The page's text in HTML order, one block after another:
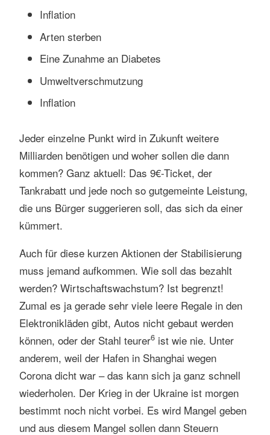
Inflation
Arten sterben
Eine Zunahme an Diabetes
Umweltverschmutzung
Inflation
Jeder einzelne Punkt wird in Zukunft weitere
Milliarden benötigen und woher sollen die dann
kommen? Ganz aktuell: Das 9€-Ticket, der
Tankrabatt und jede noch so gutgemeinte Leistung,
die uns Bürger suggerieren soll, das sich da einer
kümmert.
Auch für diese kurzen Aktionen der Stabilisierung
muss jemand aufkommen. Wie soll das bezahlt
werden? Wirtschaftswachstum? Ist begrenzt!
Zumal es ja gerade sehr viele leere Regale in den
Elektronikläden gibt, Autos nicht gebaut werden
können, oder der Stahl teurer6ist wie nie. Unter
anderem, weil der Hafen in Shanghai wegen
Corona dicht war – das kann sich ja ganz schnell
wiederholen. Der Krieg in der Ukraine ist morgen
bestimmt noch nicht vorbei. Es wird Mangel geben
und aus diesem Mangel sollen dann Steuern